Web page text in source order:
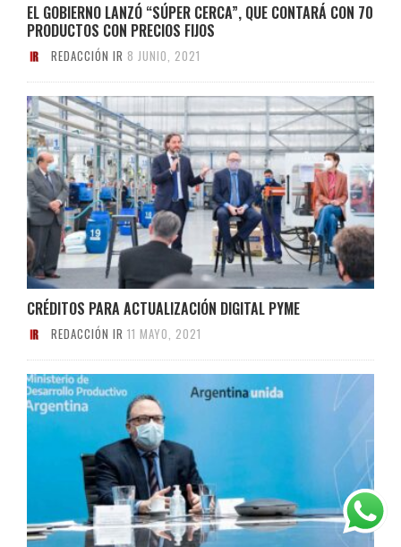
EL GOBIERNO LANZÓ “SÚPER CERCA”, QUE CONTARÁ CON 70
PRODUCTOS CON PRECIOS FIJOS
REDACCIÓN IR 8 JUNIO, 2021
CRÉDITOS PARA ACTUALIZACIÓN DIGITAL PYME
REDACCIÓN IR 11 MAYO, 2021